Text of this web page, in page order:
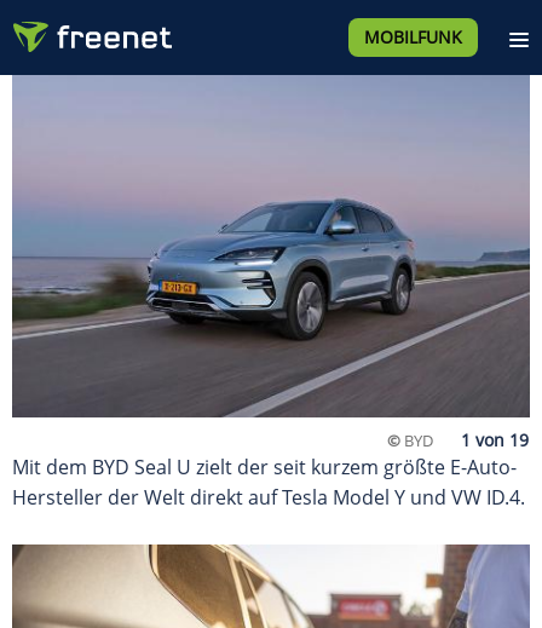
MOBILFUNK
© BYD
Mit dem BYD Seal U zielt der seit kurzem größte E-Auto-
Hersteller der Welt direkt auf Tesla Model Y und VW ID.4.